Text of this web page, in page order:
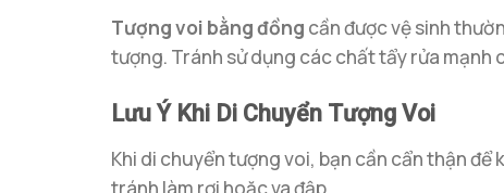
Tượng voi bằng đồng cần được vệ sinh
tượng. Tránh sử dụng các chất tẩy rửa mạnh
Lưu Ý Khi Di Chuyển Tượng Voi
Khi di chuyển tượng voi, bạn cần cẩn thận